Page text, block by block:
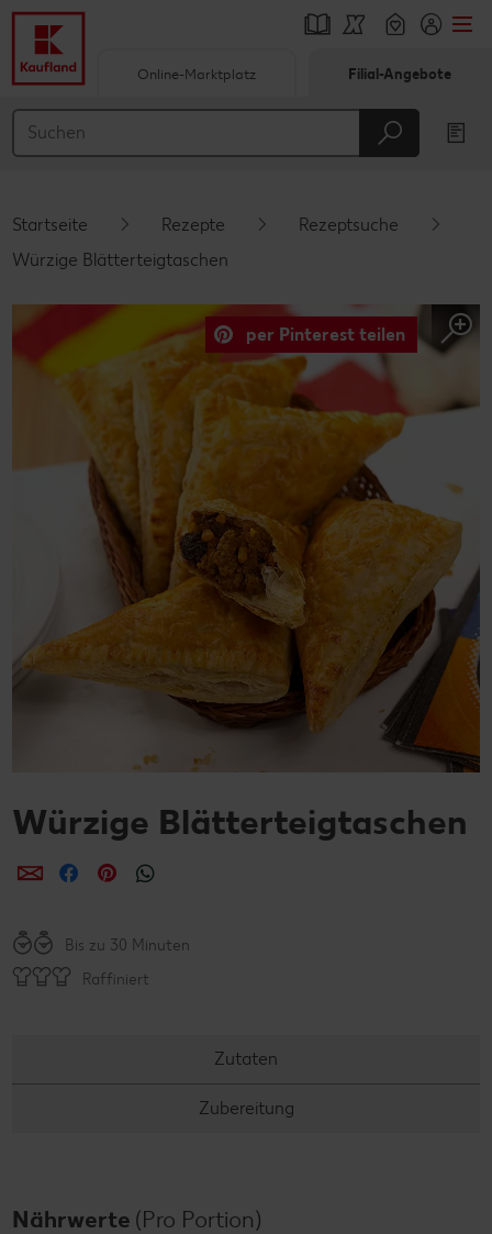
Hauptinhalt
Schwebender Seitenbereich
Online-Marktplatz Filial-Angebote
Startseite Rezepte
Rezeptsuche
Würzige Blätterteigtaschen
per Pinterest teilen
Würzige Blätterteigtaschen
per E-Mail teilen
per Facebook teilen
per Pinterest teilen
Bis zu 30 Minuten
Raffiniert
Zutaten
Zubereitung
Nährwerte (Pro Portion)